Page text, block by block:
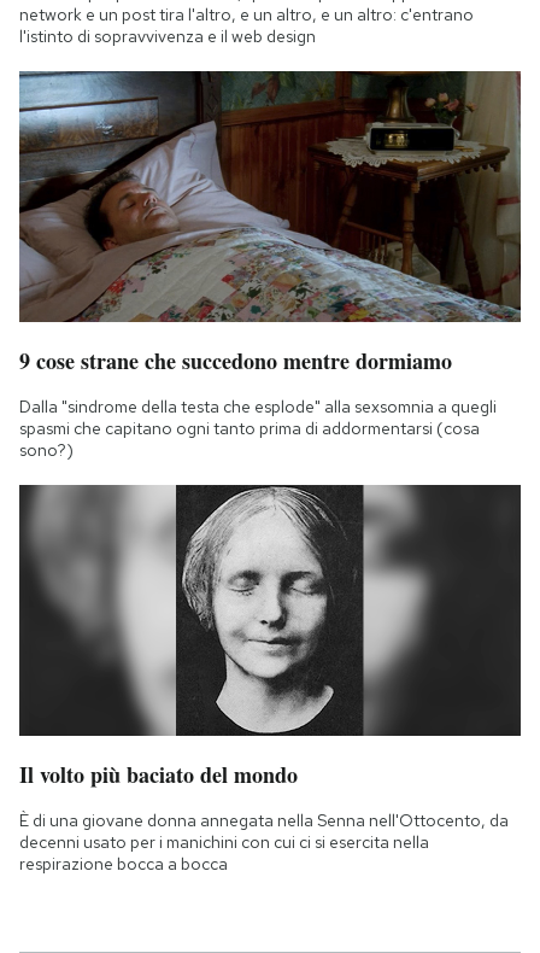
network e un post tira l'altro, e un altro, e un altro: c'entrano
l'istinto di sopravvivenza e il web design
9 cose strane che succedono mentre dormiamo
Dalla "sindrome della testa che esplode" alla sexsomnia a quegli
spasmi che capitano ogni tanto prima di addormentarsi (cosa
sono?)
Il volto più baciato del mondo
È di una giovane donna annegata nella Senna nell'Ottocento, da
decenni usato per i manichini con cui ci si esercita nella
respirazione bocca a bocca